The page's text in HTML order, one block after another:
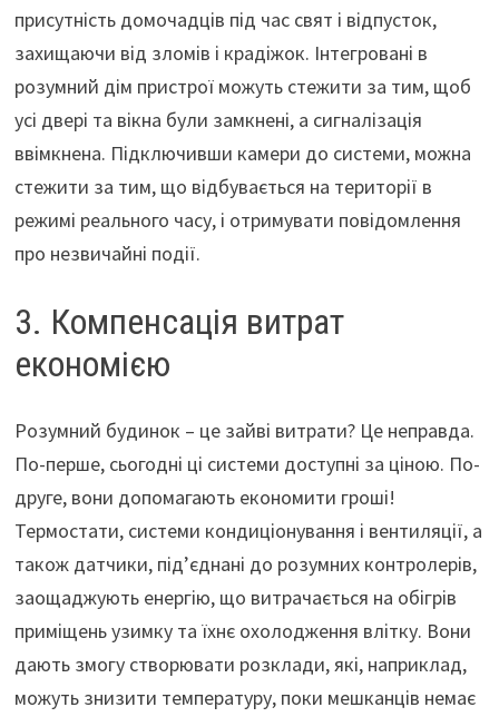
присутність домочадців під час свят і відпусток,
захищаючи від зломів і крадіжок. Інтегровані в
розумний дім пристрої можуть стежити за тим, щоб
усі двері та вікна були замкнені, а сигналізація
ввімкнена. Підключивши камери до системи, можна
стежити за тим, що відбувається на території в
режимі реального часу, і отримувати повідомлення
про незвичайні події.
3. Компенсація витрат
економією
Розумний будинок – це зайві витрати? Це неправда.
По-перше, сьогодні ці системи доступні за ціною. По-
друге, вони допомагають економити гроші!
Термостати, системи кондиціонування і вентиляції, а
також датчики, під’єднані до розумних контролерів,
заощаджують енергію, що витрачається на обігрів
приміщень узимку та їхнє охолодження влітку. Вони
дають змогу створювати розклади, які, наприклад,
можуть знизити температуру, поки мешканців немає